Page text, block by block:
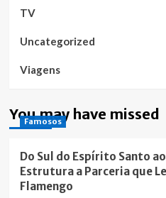
TV
Uncategorized
Viagens
You may have missed
Famosos
Do Sul do Espírito Santo
Estrutura a Parceria que
Flamengo